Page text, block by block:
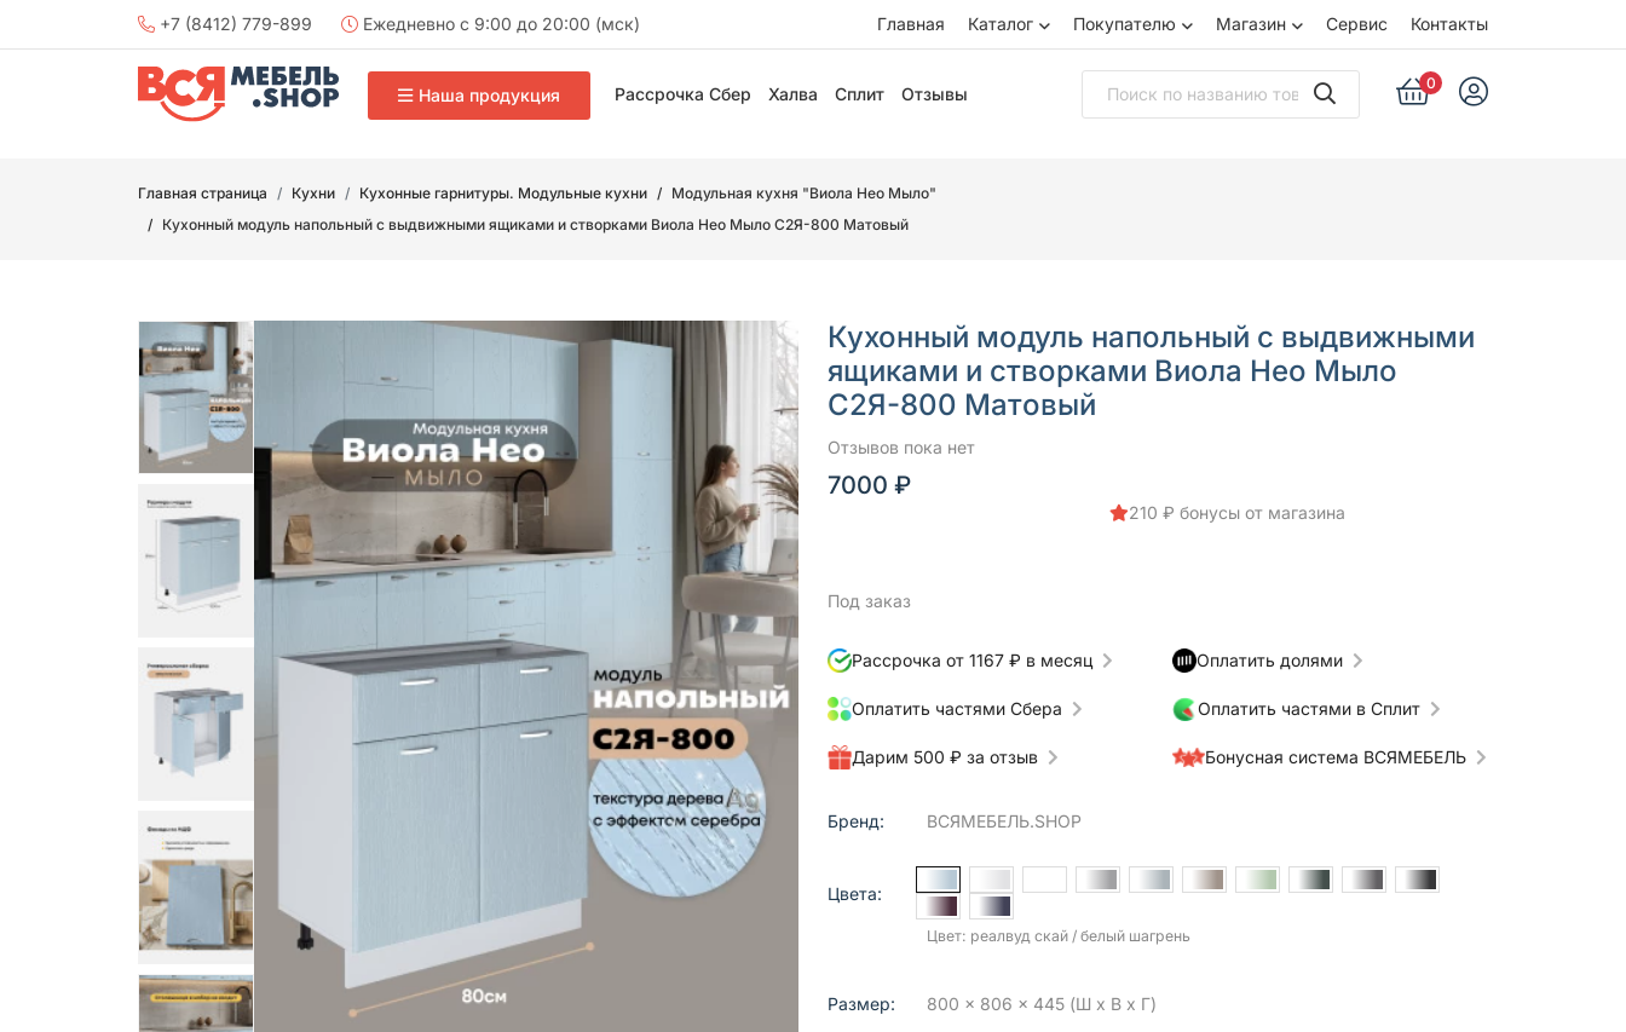
+7 (8412) 779-899 Ежедневно с 9:00 до 20:00 (мск) Главная Каталог Покупателю Магазин Сервис Контакты
Наша продукция Рассрочка Сбер Халва Сплит Отзывы
0
Главная страница Кухни Кухонные гарнитуры. Модульные кухни
Модульная кухня "Виола Нео Мыло"
Кухонный модуль напольный с выдвижными ящиками и створками Виола Нео Мыло С2Я-800 Матовый
Кухонный модуль напольный с выдвижными
ящиками и створками Виола Нео Мыло
С2Я-800 Матовый
Отзывов пока нет
7000 ₽
210 ₽ бонусы от магазина
Под заказ
Рассрочка от 1167 ₽ в месяц Оплатить долями
Оплатить частями Сбера Оплатить частями в Сплит
Дарим 500 ₽ за отзыв Бонусная система ВСЯМЕБЕЛЬ
Бренд: ВСЯМЕБЕЛЬ.SHOP
Цвета:
Цвет: реалвуд скай / белый шагрень
Размер: 800 x 806 x 445 (Ш x В x Г)